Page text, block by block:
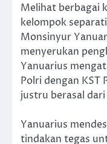
Melihat berbagai
kelompok
Monsinyur
menyerukan
Yanuarius
Polri dengan KST
justru berasal
Yanuarius
tindakan tegas